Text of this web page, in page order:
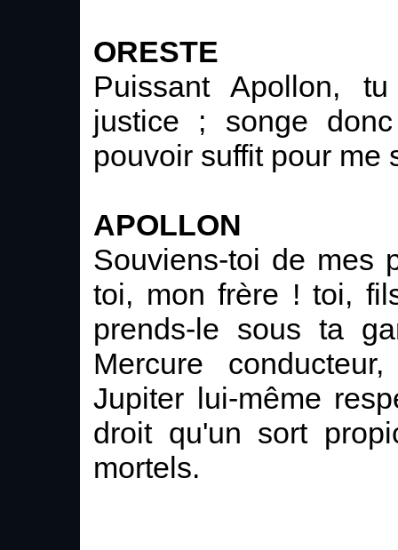
ORESTE
Puissant Apollon,
justice ; songe
pouvoir suffit pour me
APOLLON
Souviens-toi de mes
toi, mon frère ! toi,
prends-le sous ta
Mercure
Jupiter lui-même
droit qu'un sort
mortels.